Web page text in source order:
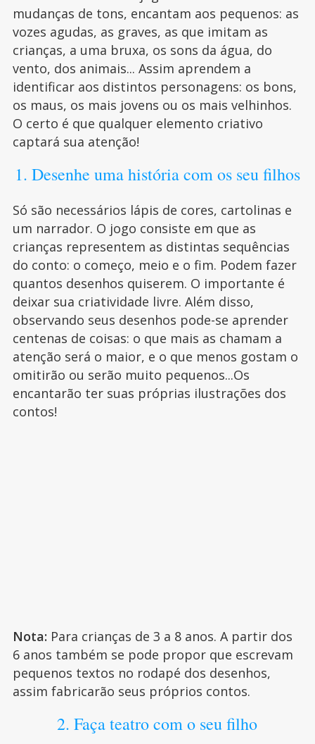
mudanças de tons, encantam aos pequenos: as
vozes agudas, as graves, as que imitam as
crianças, a uma bruxa, os sons da água, do
vento, dos animais... Assim aprendem a
identificar aos distintos personagens: os bons,
os maus, os mais jovens ou os mais velhinhos.
O certo é que qualquer elemento criativo
captará sua atenção!
1. Desenhe uma história com os seu filhos
Só são necessários lápis de cores, cartolinas e
um narrador. O jogo consiste em que as
crianças representem as distintas sequências
do conto: o começo, meio e o fim. Podem fazer
quantos desenhos quiserem. O importante é
deixar sua criatividade livre. Além disso,
observando seus desenhos pode-se aprender
centenas de coisas: o que mais as chamam a
atenção será o maior, e o que menos gostam o
omitirão ou serão muito pequenos...Os
encantarão ter suas próprias ilustrações dos
contos!
Nota: Para crianças de 3 a 8 anos. A partir dos
6 anos também se pode propor que escrevam
pequenos textos no rodapé dos desenhos,
assim fabricarão seus próprios contos.
2. Faça teatro com o seu filho